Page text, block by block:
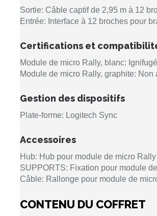
Sortie: Câble captif de 2,95 m à 12
Entrée: Interface à 12 broches pour
Certifications et
Module de micro Rally, blanc:
Module de micro Rally, graphite: Non
Gestion des dispositifs
Plate-forme: Logitech Sync
Accessoires
Hub: Hub pour module de micro Rally
SUPPORTS: Fixation pour module
Câble: Rallonge pour module de
CONTENU DU COFFRET